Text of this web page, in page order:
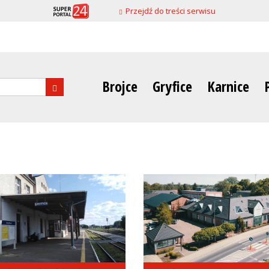
Przejdź do treści serwisu
Brojce Gryfice Karnice